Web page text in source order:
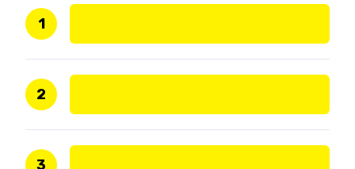
1
2
3